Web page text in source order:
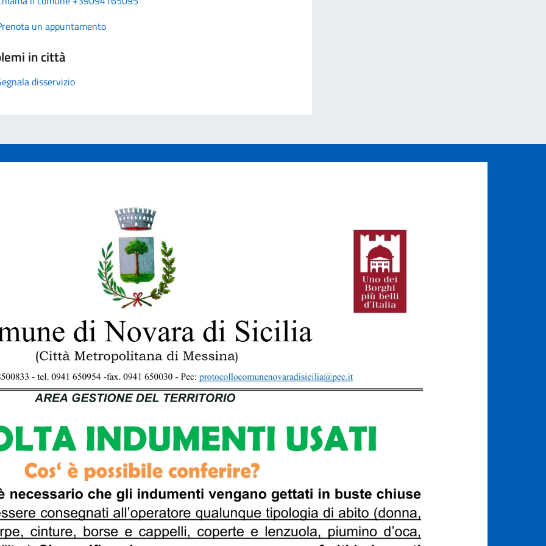
un appuntamento
in città
disservizio